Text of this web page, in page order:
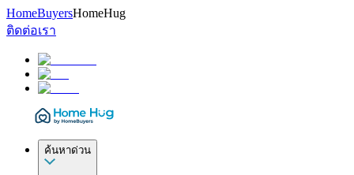
HomeBuyersHomeHug
ติดต่อเรา
ค้นหาด่วน